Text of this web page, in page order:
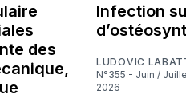
des
Infection
LUDOVIC
N°355 - Juin / Juillet
2026